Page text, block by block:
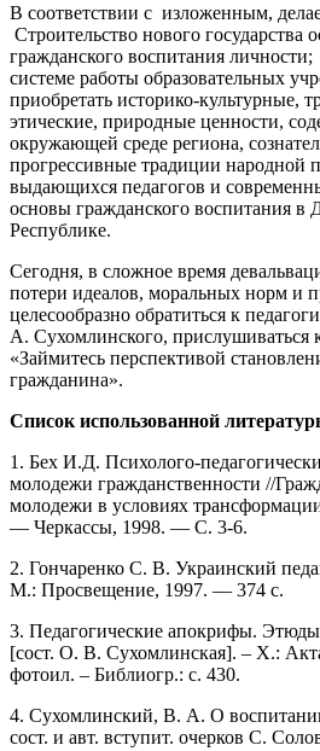
В соответствии с изложенным,
Строительство нового государства
гражданского воспитания
системе работы образовательных
приобретать историко-культурные,
этические, природные ценности,
окружающей среде региона,
прогрессивные традиции народной
выдающихся педагогов и
основы гражданского воспитания в
Республике.
Сегодня, в сложное время
потери идеалов, моральных норм и
целесообразно обратиться к
А. Сухомлинского, прислушиваться
«Займитесь перспективой
гражданина».
Список использованной
1. Бех И.Д. Психолого-
молодежи гражданственности //
молодежи в условиях
— Черкассы, 1998. — С. 3-6.
2. Гончаренко С. В. Украинский
М.: Просвещение, 1997. — 374 с.
3. Педагогические апокрифы.
[сост. О. В. Сухомлинская]. – Х.:
фотоил. – Библиогр.: с. 430.
4. Сухомлинский, В. А. О
сост. и авт. вступит. очерков С.